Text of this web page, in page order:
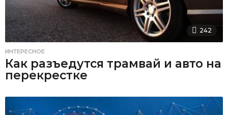
242
ИНТЕРЕСНОЕ
Как разъедутся трамвай и авто на
перекрестке